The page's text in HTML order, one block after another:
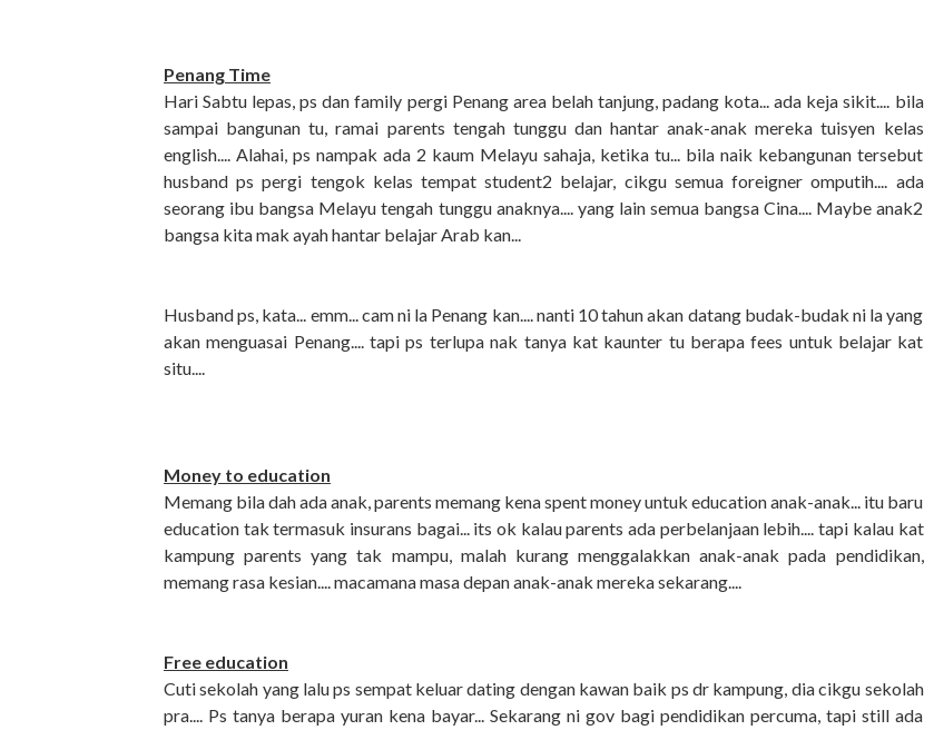
Penang Time
Hari Sabtu lepas, ps dan family pergi Penang area belah tanjung, padang kota... ada keja sikit.... bila
sampai bangunan tu, ramai parents tengah tunggu dan hantar anak-anak mereka tuisyen kelas
english.... Alahai, ps nampak ada 2 kaum Melayu sahaja, ketika tu... bila naik kebangunan tersebut
husband ps pergi tengok kelas tempat student2 belajar, cikgu semua foreigner omputih.... ada
seorang ibu bangsa Melayu tengah tunggu anaknya.... yang lain semua bangsa Cina.... Maybe anak2
bangsa kita mak ayah hantar belajar Arab kan...
Husband ps, kata... emm... cam ni la Penang kan.... nanti 10 tahun akan datang budak-budak ni la yang
akan menguasai Penang.... tapi ps terlupa nak tanya kat kaunter tu berapa fees untuk belajar kat
situ....
Money to education
Memang bila dah ada anak, parents memang kena spent money untuk education anak-anak... itu baru
education tak termasuk insurans bagai... its ok kalau parents ada perbelanjaan lebih.... tapi kalau kat
kampung parents yang tak mampu, malah kurang menggalakkan anak-anak pada pendidikan,
memang rasa kesian.... macamana masa depan anak-anak mereka sekarang....
Free education
Cuti sekolah yang lalu ps sempat keluar dating dengan kawan baik ps dr kampung, dia cikgu sekolah
pra.... Ps tanya berapa yuran kena bayar... Sekarang ni gov bagi pendidikan percuma, tapi still ada